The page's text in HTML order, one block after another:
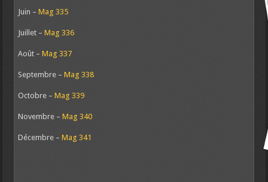
Juin –Mag 335
Juillet –Mag 336
Août –Mag 337
Septembre –Mag 338
Octobre –Mag 339
Novembre –Mag 340
Décembre –Mag 341